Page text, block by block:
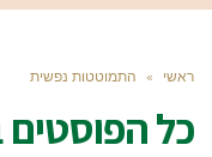
ראשי » התמוטטות נפשית
כל הפוסטים